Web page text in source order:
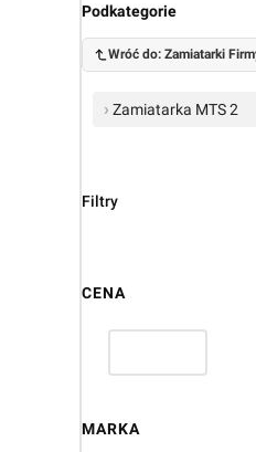
Podkategorie
Wróć do: Zamiatarki
Zamiatarka MTS 2
Filtry
CENA
MARKA